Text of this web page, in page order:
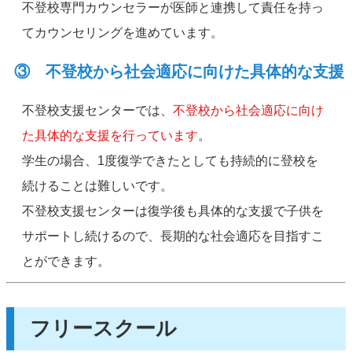
不登校専門カウンセラーが医師と連携して責任を持っ
てカウンセリングを進めています。
③ 不登校から社会適応に向けた具体的な支援
不登校支援センターでは、 不登校から社会適応に向け
た具体的な支援を行っています。
学生の場合、1度復学できたとしても持続的に登校を
続けることは難しいです。
不登校支援センターは復学後も具体的な支援で子供を
サポートし続けるので、長期的な社会適応を目指すこ
とができます。
フリースクール